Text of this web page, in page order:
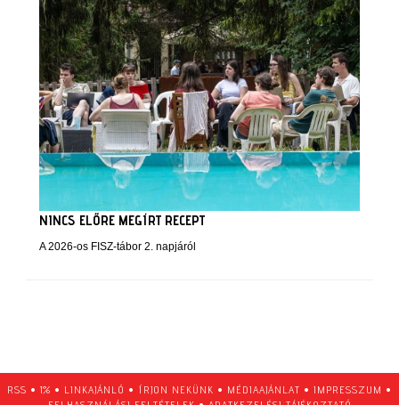
NINCS ELŐRE MEGÍRT RECEPT
A 2026-os FISZ-tábor 2. napjáról
RSS • 1% • LINKAJÁNLÓ • ÍRJON NEKÜNK • MÉDIAAJÁNLAT • IMPRESSZUM •